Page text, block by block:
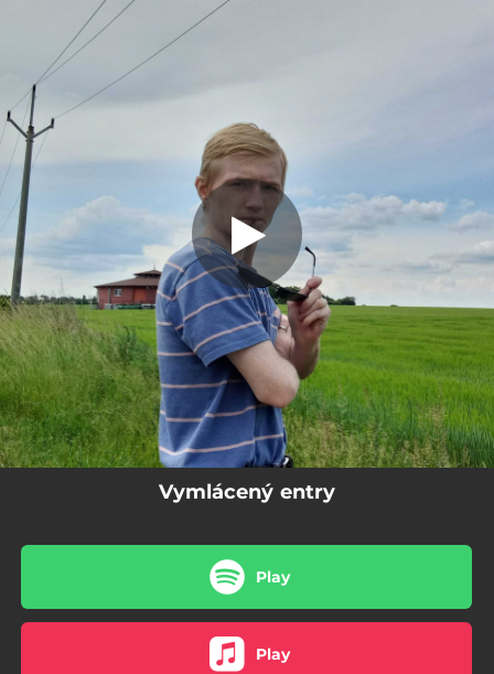
You're all set!
03:31
Vymlácený entry
Play
Play